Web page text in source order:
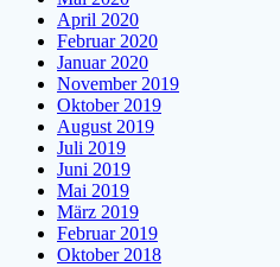
April 2020
Februar 2020
Januar 2020
November 2019
Oktober 2019
August 2019
Juli 2019
Juni 2019
Mai 2019
März 2019
Februar 2019
Oktober 2018